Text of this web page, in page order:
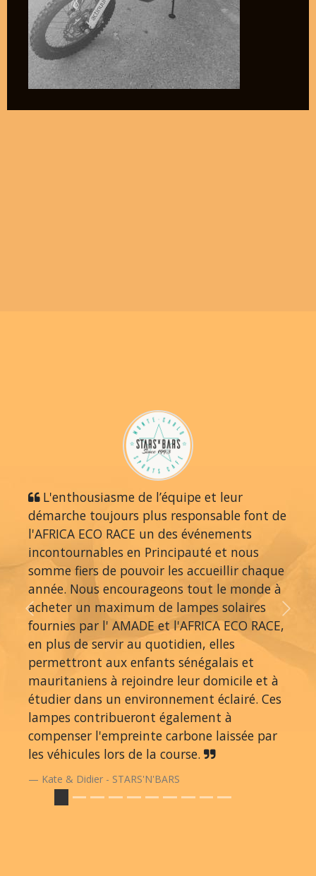
L'enthousiasme de l’équipe et leur
démarche toujours plus responsable font de
l'AFRICA ECO RACE un des événements
incontournables en Principauté et nous
somme fiers de pouvoir les accueillir chaque
année. Nous encourageons tout le monde à
acheter un maximum de lampes solaires
fournies par l' AMADE et l'AFRICA ECO RACE,
en plus de servir au quotidien, elles
permettront aux enfants sénégalais et
mauritaniens à rejoindre leur domicile et à
étudier dans un environnement éclairé. Ces
lampes contribueront également à
compenser l'empreinte carbone laissée par
les véhicules lors de la course.
Kate & Didier - STARS'N'BARS
Previous Next